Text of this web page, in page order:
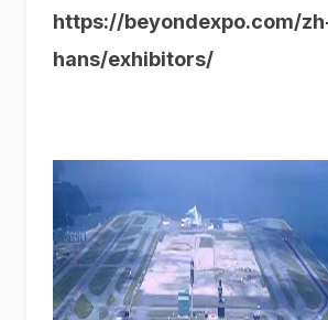
https://beyondexpo.com/
hans/exhibitors/